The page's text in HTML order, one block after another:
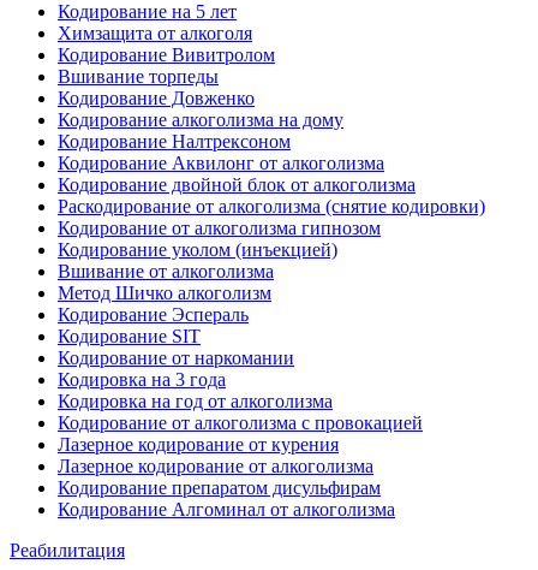
Кодирование на 5 лет
Химзащита от алкоголя
Кодирование Вивитролом
Вшивание торпеды
Кодирование Довженко
Кодирование алкоголизма на дому
Кодирование Налтрексоном
Кодирование Аквилонг от алкоголизма
Кодирование двойной блок от алкоголизма
Раскодирование от алкоголизма (снятие кодировки)
Кодирование от алкоголизма гипнозом
Кодирование уколом (инъекцией)
Вшивание от алкоголизма
Метод Шичко алкоголизм
Кодирование Эспераль
Кодирование SIT
Кодирование от наркомании
Кодировка на 3 года
Кодировка на год от алкоголизма
Кодирование от алкоголизма с провокацией
Лазерное кодирование от курения
Лазерное кодирование от алкоголизма
Кодирование препаратом дисульфирам
Кодирование Алгоминал от алкоголизма
Реабилитация